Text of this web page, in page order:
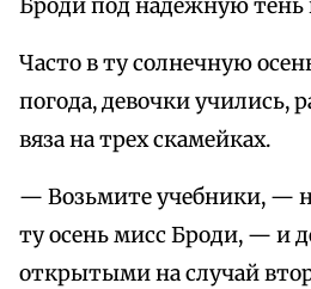
Броди под надежную тень
Часто в ту солнечную
погода, девочки учились,
вяза на трех скамейках.
— Возьмите учебники, —
ту осень мисс Броди, — и
открытыми на случай